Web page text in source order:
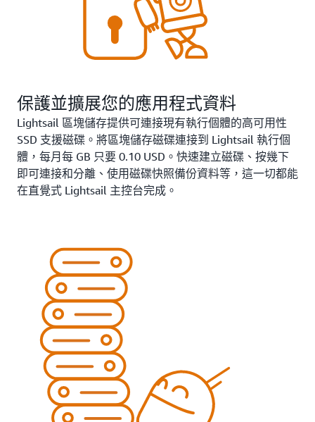
保護並擴展您的應用程式資料
Lightsail 區塊儲存提供可連接現有執行個體的高可用性
SSD 支援磁碟。將區塊儲存磁碟連接到 Lightsail 執行個
體，每月每 GB 只要 0.10 USD。快速建立磁碟、按幾下
即可連接和分離、使用磁碟快照備份資料等，這一切都能
在直覺式 Lightsail 主控台完成。